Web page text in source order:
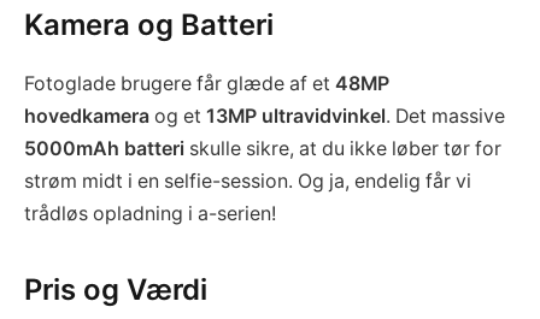
Kamera og Batteri
Fotoglade brugere får glæde af et 48MP
hovedkamera og et 13MP ultravidvinkel. Det massive
5000mAh batteri skulle sikre, at du ikke løber tør for
strøm midt i en selfie-session. Og ja, endelig får vi
trådløs opladning i a-serien!
Pris og Værdi